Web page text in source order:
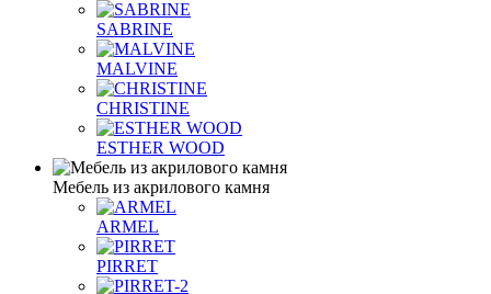
SABRINE
MALVINЕ
CHRISTINE
ESTHER WOOD
Мебель из акрилового камня
ARMEL
PIRRET